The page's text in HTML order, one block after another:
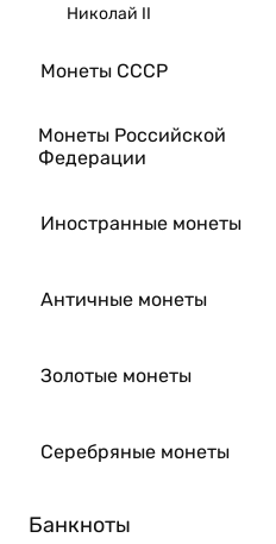
Николай II
Монеты СССР
Монеты Российской
Федерации
Иностранные монеты
Античные монеты
Золотые монеты
Серебряные монеты
Банкноты